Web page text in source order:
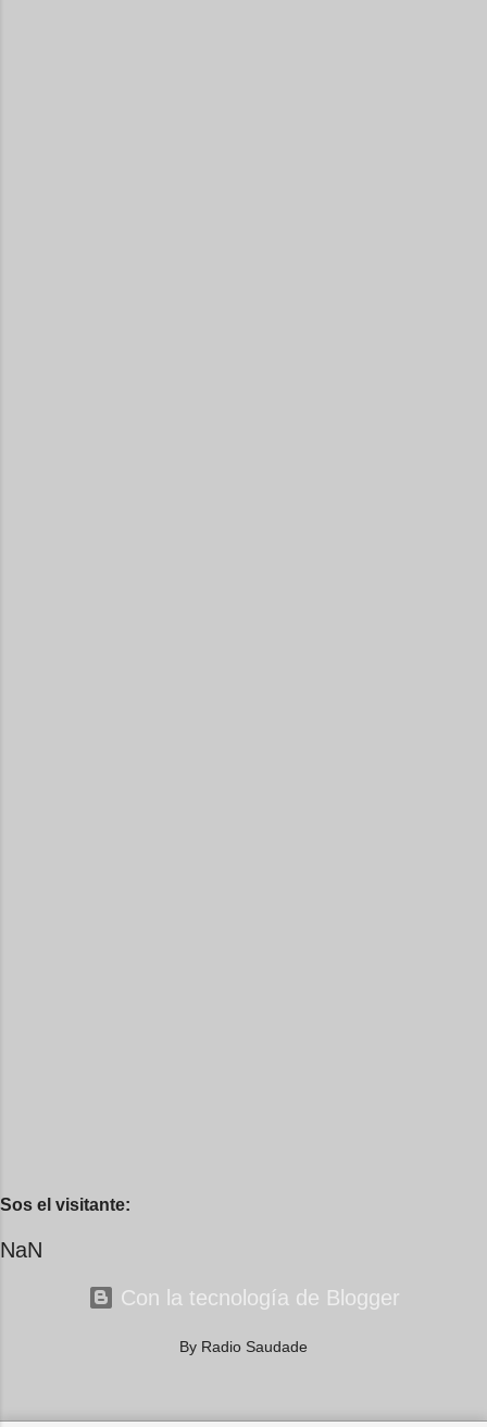
Sos el visitante:
NaN
Con la tecnología de Blogger
By Radio Saudade